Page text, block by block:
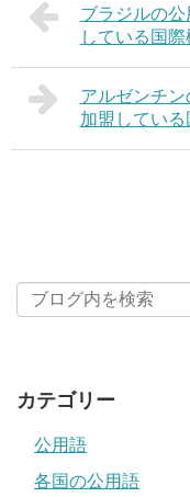
ブラジルの
している国際
アルゼンチン
加盟している
カテゴリー
公用語
各国の公用語